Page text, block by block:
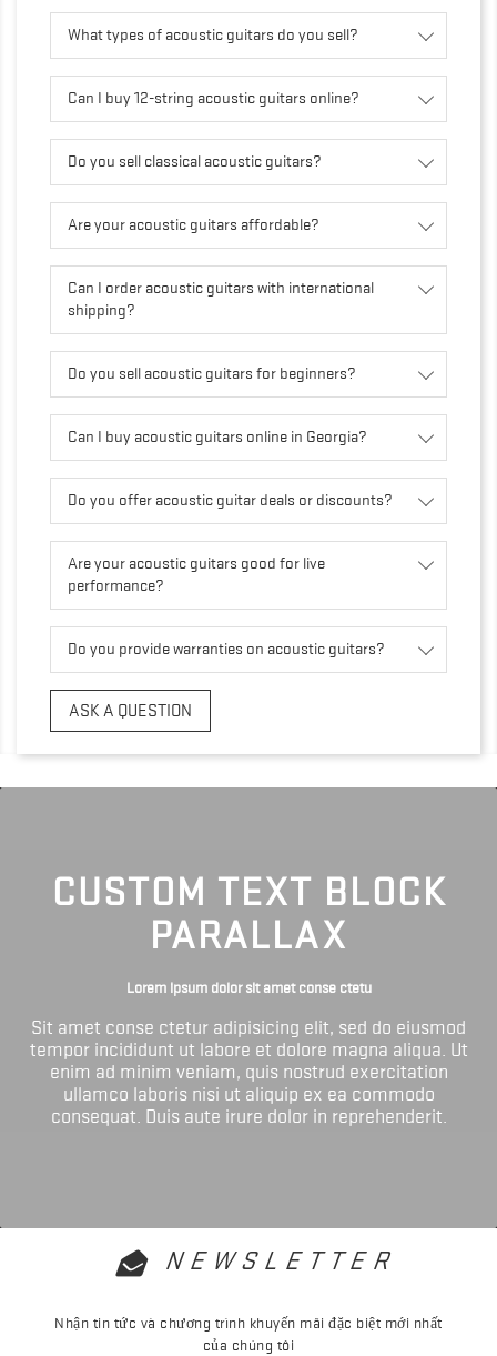
What types of acoustic guitars do you sell?
Can I buy 12-string acoustic guitars online?
Do you sell classical acoustic guitars?
Are your acoustic guitars affordable?
Can I order acoustic guitars with international
shipping?
Do you sell acoustic guitars for beginners?
Can I buy acoustic guitars online in Georgia?
Do you offer acoustic guitar deals or discounts?
Are your acoustic guitars good for live
performance?
Do you provide warranties on acoustic guitars?
ASK A QUESTION
CUSTOM TEXT BLOCK
PARALLAX
Lorem ipsum dolor sit amet conse ctetu
Sit amet conse ctetur adipisicing elit, sed do eiusmod
tempor incididunt ut labore et dolore magna aliqua. Ut
enim ad minim veniam, quis nostrud exercitation
ullamco laboris nisi ut aliquip ex ea commodo
consequat. Duis aute irure dolor in reprehenderit.
NEWSLETTER
Nhận tin tức và chương trình khuyến mãi đặc biệt mới nhất
của chúng tôi